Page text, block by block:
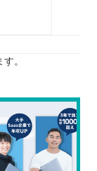
。